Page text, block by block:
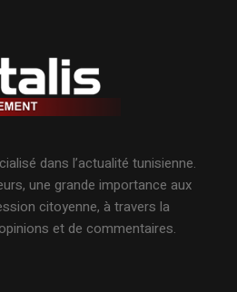
dans l’actualité tunisienne.
une grande importance aux
citoyenne, à travers la
et de commentaires.